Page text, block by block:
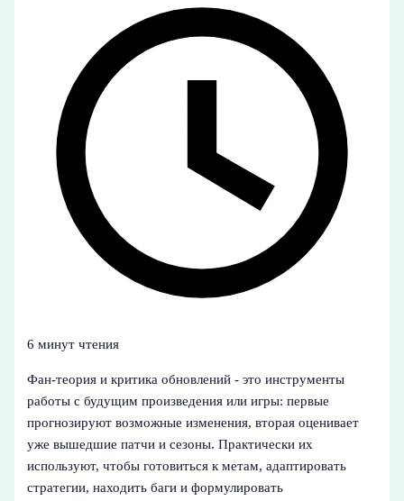
6 минут чтения
Фан-теория и критика обновлений - это инструменты
работы с будущим произведения или игры: первые
прогнозируют возможные изменения, вторая оценивает
уже вышедшие патчи и сезоны. Практически их
используют, чтобы готовиться к метам, адаптировать
стратегии, находить баги и формулировать